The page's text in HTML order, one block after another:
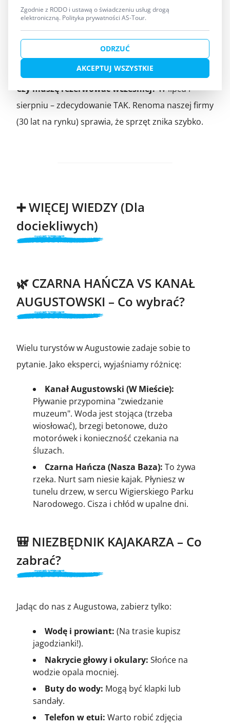
naszych klientów BEZPŁATNA.
Czy droga z Augustowa jest dobra?Tak! To tylko
15-18 km drogą wojewódzką na Sejny/Suwałki. Cały
czas asfalt. Dojedziesz w 20 minut, omijając korki.
Czy muszę rezerwować wcześniej?W lipcu i
sierpniu – zdecydowanie TAK. Renoma naszej firmy
(30 lat na rynku) sprawia, że sprzęt znika szybko.
➕ WIĘCEJ WIEDZY (Dla
dociekliwych)
🌿 CZARNA HAŃCZA VS KANAŁ
AUGUSTOWSKI – Co wybrać?
Wielu turystów w Augustowie zadaje sobie to
pytanie. Jako eksperci, wyjaśniamy różnicę:
Kanał Augustowski (W Mieście):
Pływanie przypomina "zwiedzanie
muzeum". Woda jest stojąca (trzeba
wiosłować), brzegi betonowe, dużo
motorówek i konieczność czekania na
śluzach.
Czarna Hańcza (Nasza Baza): To żywa
rzeka. Nurt sam niesie kajak. Płyniesz w
tunelu drzew, w sercu Wigierskiego Parku
Narodowego. Cisza i chłód w upalne dni.
🎒 NIEZBĘDNIK KAJAKARZA – Co
zabrać?
Jadąc do nas z Augustowa, zabierz tylko:
Wodę i prowiant: (Na trasie kupisz
jagodzianki!).
Nakrycie głowy i okulary: Słońce na
wodzie opala mocniej.
Buty do wody: Mogą być klapki lub
sandały.
Telefon w etui: Warto robić zdjęcia
Zgodnie z RODO i ustawą o świadczeniu usług drogą
elektroniczną. Polityka prywatności AS-Tour.
ODRZUĆ
AKCEPTUJ WSZYSTKIE